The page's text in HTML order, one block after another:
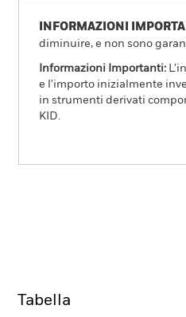
INFORMAZIONI
diminuire, e non sono
Informazioni Importanti:
e l'importo inizialmente
in strumenti derivati
KID.
Tabella